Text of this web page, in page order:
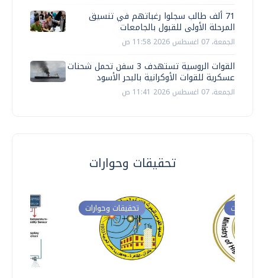
71 ألف طالب سجلوا رغباتهم في تنسيق
المرحلة الأولى للقبول بالجامعات
الجمعة، 07 اغسطس 2026 11:58 ص
القوات الروسية تستهدف 3 سفن تحمل شحنات
عسكرية للقوات الأوكرانية بالبحر الأسود
الجمعة، 07 اغسطس 2026 11:41 ص
تحقيقات وحوارات
تحقيقات وحوارات وحوارات